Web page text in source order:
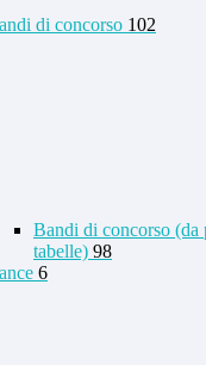
di concorso 102
Bandi di concorso (da
tabelle) 98
6